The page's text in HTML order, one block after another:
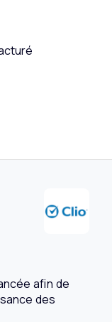
afin de
des